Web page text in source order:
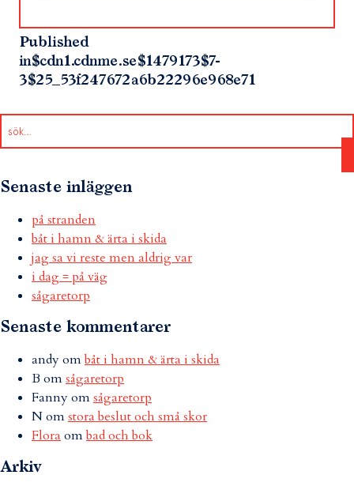
Published
in$cdn1.cdnme.se$1479173$7-
3$25_53f247672a6b22296e968e71
Senaste inläggen
på stranden
båt i hamn & ärta i skida
jag sa vi reste men aldrig var
i dag = på väg
sågaretorp
Senaste kommentarer
andyombåt i hamn & ärta i skida
B omsågaretorp
Fannyomsågaretorp
Nomstora beslut och små skor
Flora ombad och bok
Arkiv